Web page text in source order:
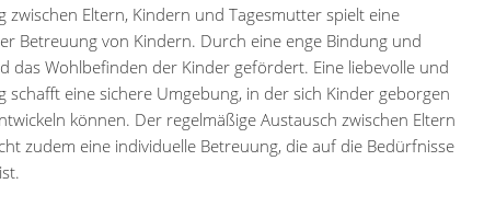
zwischen Eltern, Kindern und Tagesmutter spielt eine
Betreuung von Kindern. Durch eine enge Bindung und
das Wohlbefinden der Kinder gefördert. Eine liebevolle und
schafft eine sichere Umgebung, in der sich Kinder geborgen
können. Der regelmäßige Austausch zwischen Eltern
zudem eine individuelle Betreuung, die auf die Bedürfnisse